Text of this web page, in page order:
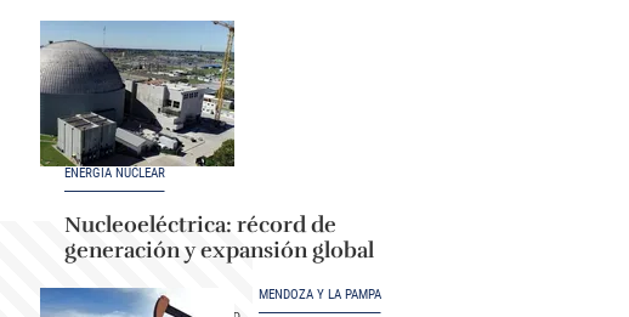
ENERGÍA NUCLEAR
Nucleoeléctrica: récord de
generación y expansión global
MENDOZA Y LA PAMPA